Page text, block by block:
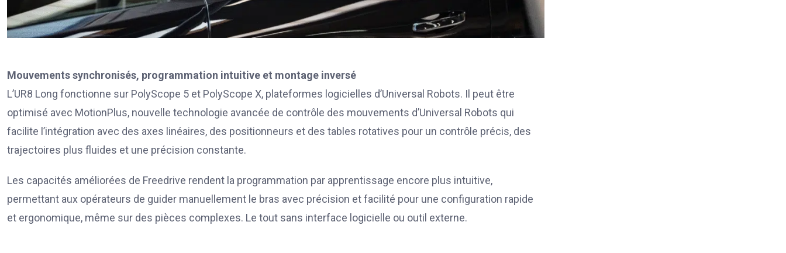
Mouvements synchronisés, programmation intuitive et montage inversé
L’UR8 Long fonctionne sur PolyScope 5 et PolyScope X, plateformes logicielles d’Universal Robots. Il peut être
optimisé avec MotionPlus, nouvelle technologie avancée de contrôle des mouvements d’Universal Robots qui
facilite l’intégration avec des axes linéaires, des positionneurs et des tables rotatives pour un contrôle précis, des
trajectoires plus fluides et une précision constante.
Les capacités améliorées de Freedrive rendent la programmation par apprentissage encore plus intuitive,
permettant aux opérateurs de guider manuellement le bras avec précision et facilité pour une configuration rapide
et ergonomique, même sur des pièces complexes. Le tout sans interface logicielle ou outil externe.